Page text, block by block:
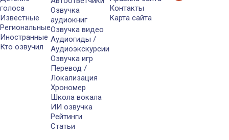
голоса
Известные
Региональные
Иностранные
Кто озвучил
Озвучка
аудиокниг
Озвучка видео
Аудиогиды /
Аудиоэкскурсии
Озвучка игр
Перевод /
Локализация
Хрономер
Школа вокала
ИИ озвучка
Рейтинги
Статьи
Контакты
Карта сайта